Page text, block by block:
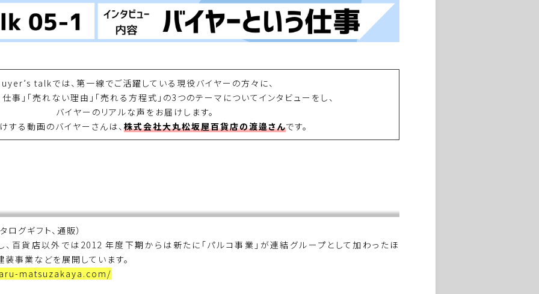
talkでは、第一線でご活躍している現役バイヤーの方々に、
事」「売れない理由」「売れる方程式」の3つのテーマについてインタビューをし、
バイヤーのリアルな声をお届けします。
する動画のバイヤーさんは、 株式会社大丸松坂屋百貨店の渡邉さんです。
ログギフト、通販）
百貨店以外では2012 年度下期からは新たに「パルコ事業」が連結グループとして加わったほ
装事業などを展開しています。
matsuzakaya.com/